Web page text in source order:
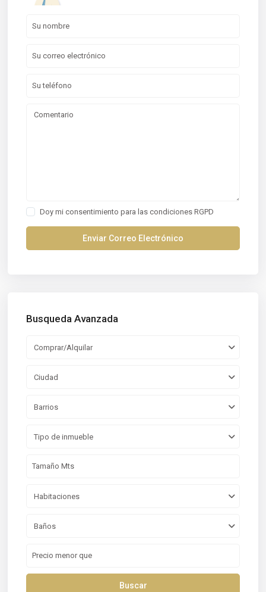
Doy mi consentimiento para lascondiciones RGPD
Busqueda Avanzada
Comprar/Alquilar
Ciudad
Barrios
Tipo de inmueble
Habitaciones
Baños
Buscar